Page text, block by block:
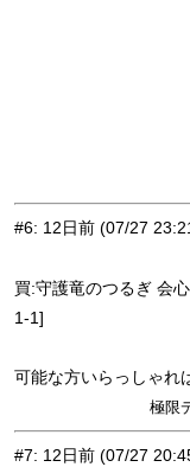
#6: 12日前 (07/27
買:守護竜のつるぎ 会
1-1]
可能な方いらっしゃれ
極限
#7: 12日前 (07/27